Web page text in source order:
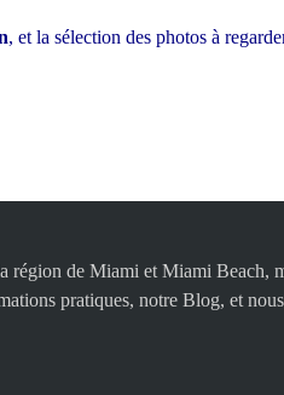
, et la sélection des photos à
de Miami et Miami Beach,
pratiques, notre Blog, et